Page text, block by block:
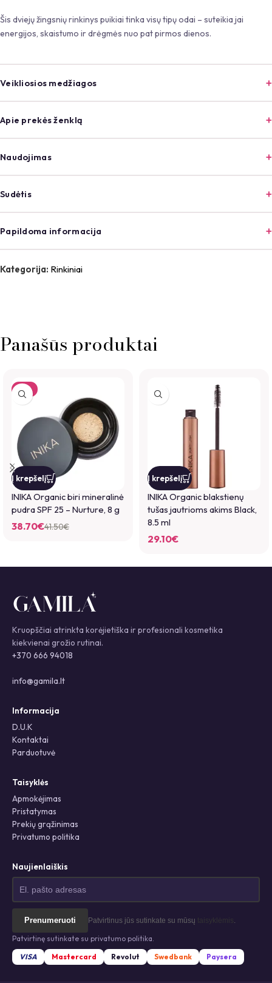
Šis dviejų žingsnių rinkinys puikiai tinka visų tipų odai – suteikia jai
energijos, skaistumo ir drėgmės nuo pat pirmos dienos.
Veikliosios medžiagos
Apie prekės ženklą
Naudojimas
Sudėtis
Papildoma informacija
Kategorija: Rinkiniai
Panašūs produktai
-7%
Į krepšelį
INIKA Organic biri mineralinė
pudra SPF 25 – Nurture, 8 g
41.50€
38.70€
Į krepšelį
INIKA Organic blakstienų
tušas jautrioms akims Black,
8.5 ml
29.10€
Kruopščiai atrinkta korėjietiška ir profesionali kosmetika
kiekvienai grožio rutinai.
+370 666 94018
info@gamila.lt
Informacija
D.U.K
Kontaktai
Parduotuvė
Taisyklės
Apmokėjimas
Pristatymas
Prekių grąžinimas
Privatumo politika
Naujienlaiškis
Prenumeruoti Patvirtinus jūs sutinkate su mūsų taisyklėmis .
Patvirtinę sutinkate su privatumo politika.
VISA
Mastercard Revolut Swedbank Paysera